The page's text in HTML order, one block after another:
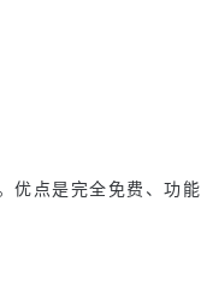
优点是完全免费、功能